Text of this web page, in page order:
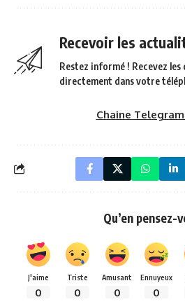
Recevoir les
Restez informé ! Recevez les
directement dans votre
Chaine
Qu’en pensez-
J'aime
0
Triste
0
Amusant
0
Ennuyeux
0